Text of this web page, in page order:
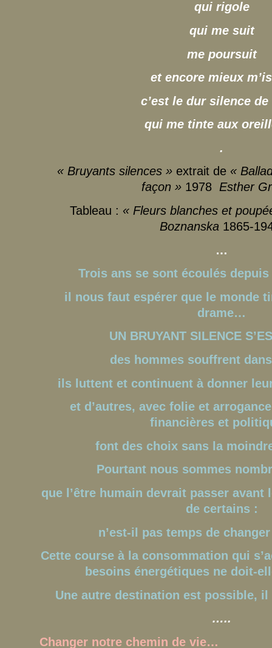
qui rigole
qui me suit
me poursuit
et encore mieux
c’est le dur silence de
qui me tinte aux
.
« Bruyants silences » extrait de «
façon » 1978 Esther
Tableau : « Fleurs blanches et
Boznanska 1865-
…
Trois ans se sont écoulés depuis
il nous faut espérer que le monde
drame…
UN BRUYANT SILENCE
des hommes souffrent
ils luttent et continuent à donner
et d’autres, avec folie et
financières et
font des choix sans la
Pourtant nous sommes
que l’être humain devrait passer
de certains :
n’est-il pas temps de
Cette course à la consommation qui
besoins énergétiques ne doit-
Une autre destination est possible,
…..
Changer notre chemin de vie…